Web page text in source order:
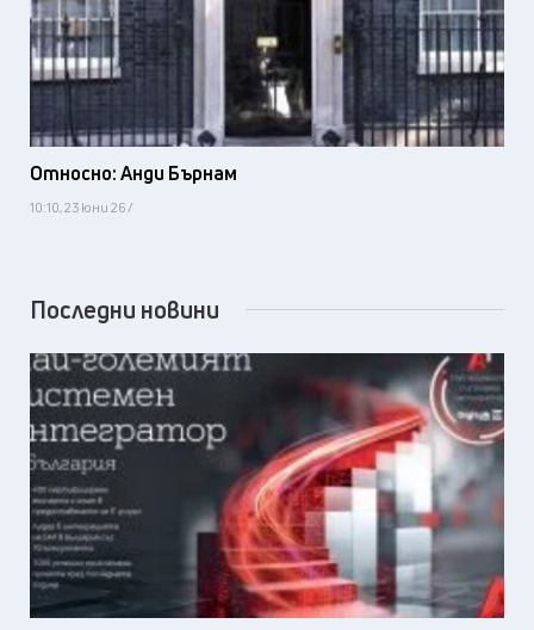
Относно: Анди Бърнам
10:10, 23 юни 26 /
Последни новини